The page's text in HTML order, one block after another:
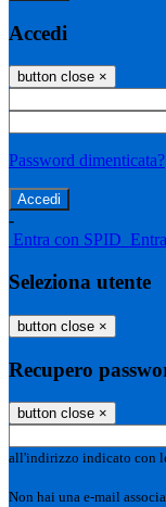
Accedi
button close ×
Password dimenticata?
-
Entra con SPID
Seleziona utente
button close ×
Recupero
button close ×
all'indirizzo indicato con
Non hai una e-mail